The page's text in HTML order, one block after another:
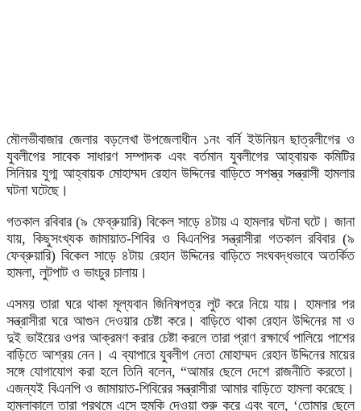
মৌলভীবাজার জেলার বড়লেখা উপজেলাধীন ১নং বর্নি ইউনিয়ন ছাত্রলীগের ও
যুবলীগের সাবেক সাধারণ সম্পাদক এবং বর্তমান যুবলীগের আহ্বায়ক কমিটির
সিনিয়র যুগ্ম আহ্বায়ক মোহাম্মদ রেহান উদ্দিনের বাড়িতে সশস্ত্র সন্ত্রাসী হামলার
ঘটনা ঘটেছে।
গতকাল রবিবার (৯ ফেব্রুয়ারি) বিকেল সাড়ে ৪টায় এ হামলার ঘটনা ঘটে। জানা
যায়, কিছুসংখ্যক জামায়াত-শিবির ও বিএনপির সন্ত্রাসীরা গতকাল রবিবার (৯
ফেব্রুয়ারি) বিকেল সাড়ে ৪টায় রেহান উদ্দিনের বাড়িতে সংঘবদ্ধভাবে অতর্কিত
হামলা, লুটপাট ও ভাংচুর চালায়।
এসময় তারা ঘরে থাকা মূল্যবান জিনিষপত্র লুট করে নিয়ে যায়। হামলার পর
সন্ত্রাসীরা ঘরে আগুন দেওয়ার চেষ্টা করে। বাড়িতে থাকা রেহান উদ্দিনের মা ও
দুই ভাইয়ের ওপর আক্রমণ করার চেষ্টা করলে তারা প্রাণ রক্ষার্থে পালিয়ে পাশের
বাড়িতে আশ্রয় নেন। এ ব্যাপারে যুবলীগ নেতা মোহাম্মদ রেহান উদ্দিনের মায়ের
সঙ্গে যোগাযোগ করা হলে তিনি বলেন, “আমার ছেলে দেশে রাজনীতি করতো।
এজন্যই বিএনপি ও জামায়াত-শিবিরের সন্ত্রাসীরা আমার বাড়িতে হামলা করেছে।
হামলাকালে তারা প্রথমে এসে হুমকি দেওয়া শুরু করে এবং বলে, ‘তোমার ছেলে